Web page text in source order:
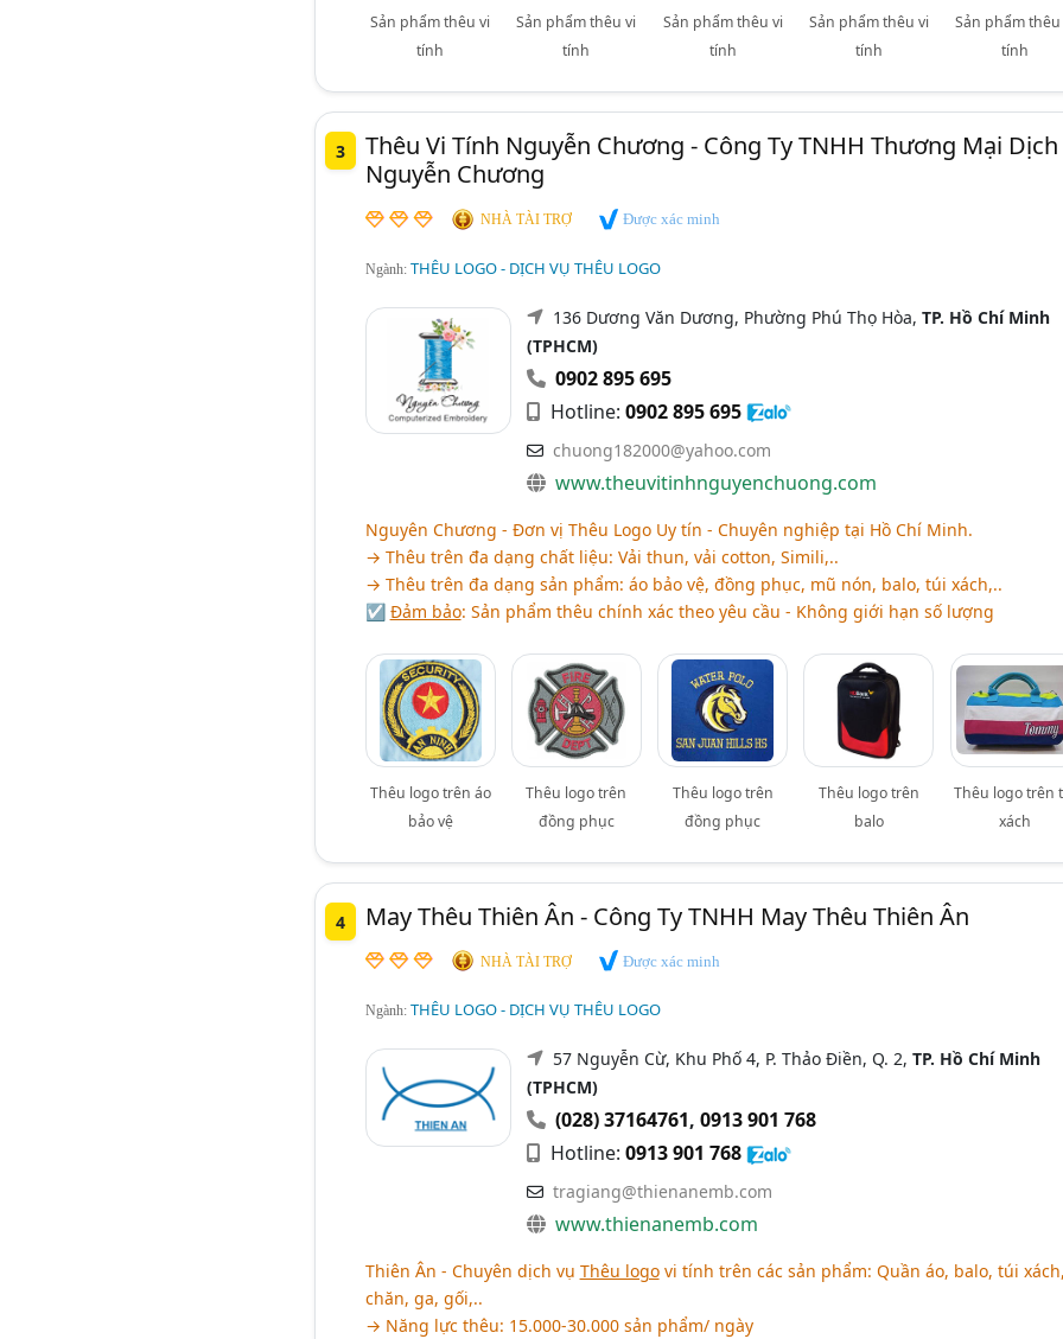
Sản phẩm thêu vi
tính
Sản phẩm thêu vi
tính
Sản phẩm thêu vi
tính
Sản phẩm thêu vi
tính
Sản phẩm thêu
tính
3
Thêu Vi Tính Nguyễn Chương - Công Ty TNHH Thương Mại Dịch
Nguyễn Chương
NHÀ TÀI TRỢ Được xác minh
Ngành: THÊU LOGO - DỊCH VỤ THÊU LOGO
136 Dương Văn Dương, Phường Phú Thọ Hòa, TP. Hồ Chí Minh
(TPHCM)
0902 895 695
Hotline: 0902 895 695
chuong182000@yahoo.com
www.theuvitinhnguyenchuong.com
Nguyên Chương - Đơn vị Thêu Logo Uy tín - Chuyên nghiệp tại Hồ Chí Minh.
→ Thêu trên đa dạng chất liệu: Vải thun, vải cotton, Simili,..
→ Thêu trên đa dạng sản phẩm: áo bảo vệ, đồng phục, mũ nón, balo, túi xách,..
☑ Đảm bảo: Sản phẩm thêu chính xác theo yêu cầu - Không giới hạn số lượng
Thêu logo trên áo
bảo vệ
Thêu logo trên
đồng phục
Thêu logo trên
đồng phục
Thêu logo trên
balo
Thêu logo trên
xách
4 May Thêu Thiên Ân - Công Ty TNHH May Thêu Thiên Ân
NHÀ TÀI TRỢ Được xác minh
Ngành: THÊU LOGO - DỊCH VỤ THÊU LOGO
57 Nguyễn Cừ, Khu Phố 4, P. Thảo Điền, Q. 2, TP. Hồ Chí Minh
(TPHCM)
(028) 37164761, 0913 901 768
Hotline: 0913 901 768
tragiang@thienanemb.com
www.thienanemb.com
Thiên Ân - Chuyên dịch vụ Thêu logovi tính trên các sản phẩm: Quần áo, balo, túi
chăn, ga, gối,..
→ Năng lực thêu: 15.000-30.000 sản phẩm/ ngày